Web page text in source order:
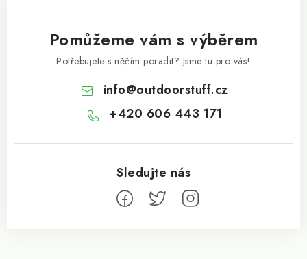
Pomůžeme vám s výběrem
Potřebujete s něčím poradit? Jsme tu pro vás!
info@outdoorstuff.cz
+420 606 443 171